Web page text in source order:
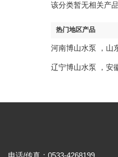
该分类暂无相关产
热门地区产品
河南博山水泵 ， 山
辽宁博山水泵 ， 安
电话/传真：0533-4268199